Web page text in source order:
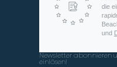
die
und
Newsletter abonnieren
einlösen!